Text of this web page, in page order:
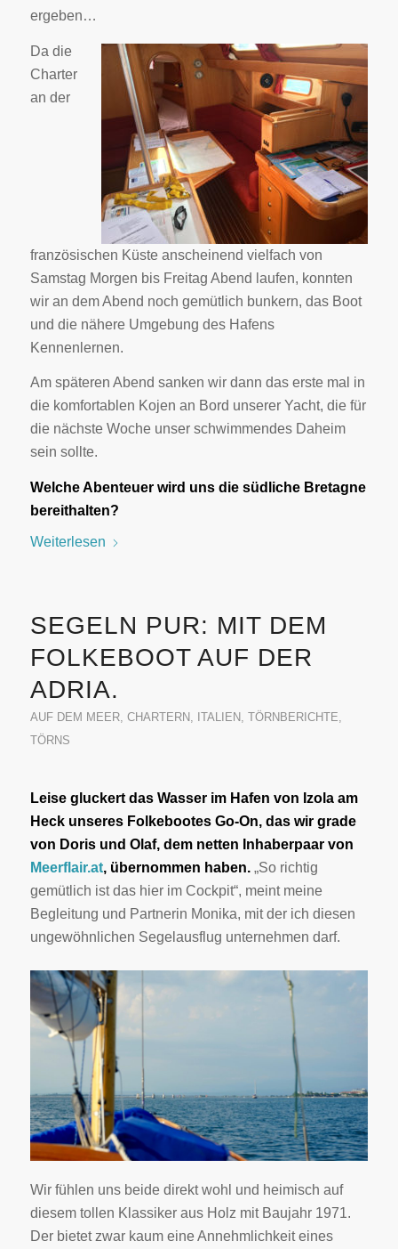
ergeben…
Da die
Charter
an der
französischen Küste anscheinend vielfach von
Samstag Morgen bis Freitag Abend laufen, konnten
wir an dem Abend noch gemütlich bunkern, das Boot
und die nähere Umgebung des Hafens
Kennenlernen.
Am späteren Abend sanken wir dann das erste mal in
die komfortablen Kojen an Bord unserer Yacht, die für
die nächste Woche unser schwimmendes Daheim
sein sollte.
Welche Abenteuer wird uns die südliche Bretagne
bereithalten?
Weiterlesen
SEGELN PUR: MIT DEM
FOLKEBOOT AUF DER
ADRIA.
AUF DEM MEER, CHARTERN, ITALIEN, TÖRNBERICHTE,
TÖRNS
Leise gluckert das Wasser im Hafen von Izola am
Heck unseres Folkebootes Go-On, das wir grade
von Doris und Olaf, dem netten Inhaberpaar von
Meerflair.at, übernommen haben.„So richtig
gemütlich ist das hier im Cockpit“, meint meine
Begleitung und Partnerin Monika, mit der ich diesen
ungewöhnlichen Segelausflug unternehmen darf.
Wir fühlen uns beide direkt wohl und heimisch auf
diesem tollen Klassiker aus Holz mit Baujahr 1971.
Der bietet zwar kaum eine Annehmlichkeit eines